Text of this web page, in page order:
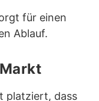
für einen
Ablauf.
platziert, dass